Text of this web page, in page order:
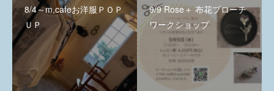
8/4～m,cafeお洋服ＰＯＰ
ＵＰ
9/9 Rose＋ 布花ブローチ
ワークショップ